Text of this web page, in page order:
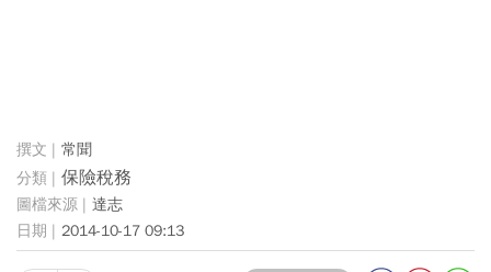
常聞
保險稅務
達志
2014-10-17 09:13